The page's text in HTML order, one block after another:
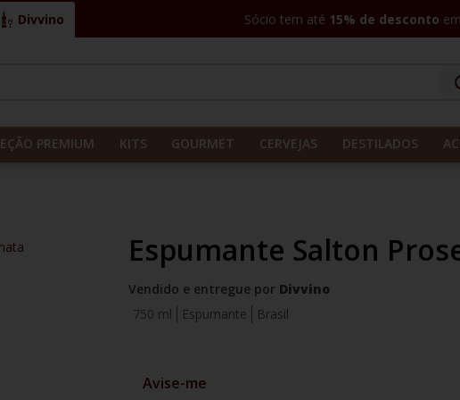
Divvino Sócio tem até 15% de desconto
PREMIUM KITS GOURMET CERVEJAS DESTILADOS
Espumante Salton
Vendido e entregue por Divvino
Espumante
Brasil
750 ml
Avise-me